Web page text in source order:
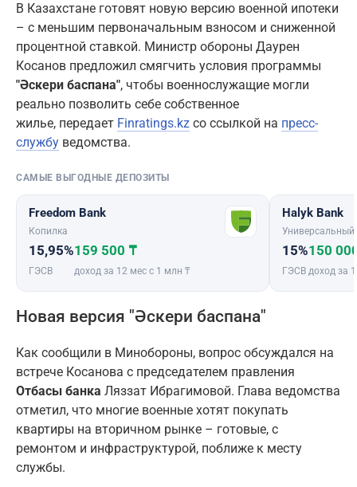
В Казахстане готовят новую версию военной ипотеки
– с меньшим первоначальным взносом и сниженной
процентной ставкой. Министр обороны Даурен
Косанов предложил смягчить условия программы
"Әскери баспана", чтобы военнослужащие могли
реально позволить себе собственное
жилье, передает Finratings.kz со ссылкой на пресс-
службу ведомства.
САМЫЕ ВЫГОДНЫЕ ДЕПОЗИТЫ
Freedom Bank
Копилка
15,95%
ГЭСВ
159 500 ₸
доход за 12 мес с 1 млн ₸
Halyk Bank
Универсальный
15%
ГЭСВ
150
доход за
Новая версия "Әскери баспана"
Как сообщили в Минобороны, вопрос обсуждался на
встрече Косанова с председателем правления
Отбасы банка Ляззат Ибрагимовой. Глава ведомства
отметил, что многие военные хотят покупать
квартиры на вторичном рынке – готовые, с
ремонтом и инфраструктурой, поближе к месту
службы.